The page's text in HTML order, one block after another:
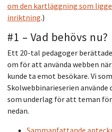
om den kartläggning som
inriktning.)
#1 – Vad behövs nu?
Ett 20-tal pedagoger
om för att använda webben
kunde ta emot besökare. Vi
Skolwebbinarieserien
som underlag för att teman
nedan.